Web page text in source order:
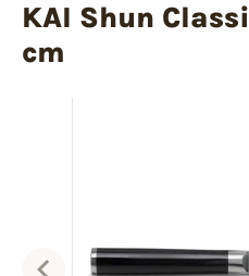
KAI Shun
cm